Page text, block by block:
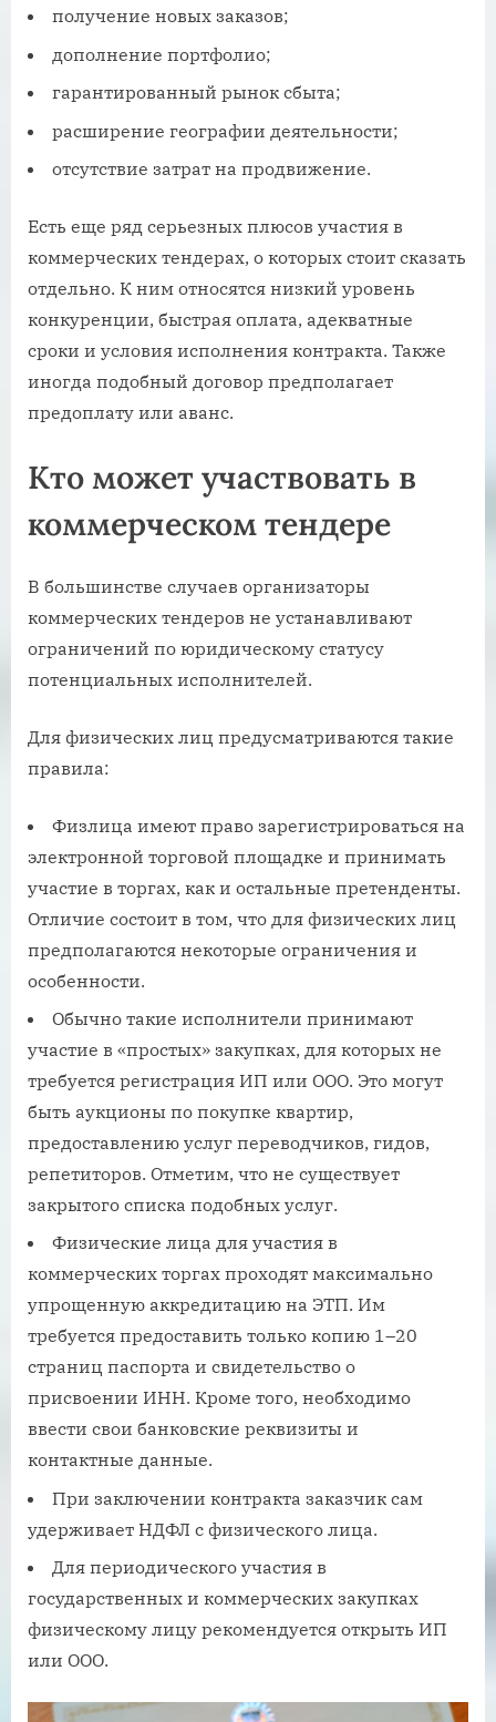
получение новых заказов;
дополнение портфолио;
гарантированный рынок сбыта;
расширение географии деятельности;
отсутствие затрат на продвижение.
Есть еще ряд серьезных плюсов участия в
коммерческих тендерах, о которых стоит сказать
отдельно. К ним относятся низкий уровень
конкуренции, быстрая оплата, адекватные
сроки и условия исполнения контракта. Также
иногда подобный договор предполагает
предоплату или аванс.
Кто может участвовать в
коммерческом тендере
В большинстве случаев организаторы
коммерческих тендеров не устанавливают
ограничений по юридическому статусу
потенциальных исполнителей.
Для физических лиц предусматриваются такие
правила:
Физлица имеют право зарегистрироваться на
электронной торговой площадке и принимать
участие в торгах, как и остальные претенденты.
Отличие состоит в том, что для физических лиц
предполагаются некоторые ограничения и
особенности.
Обычно такие исполнители принимают
участие в «простых» закупках, для которых не
требуется регистрация ИП или ООО. Это могут
быть аукционы по покупке квартир,
предоставлению услуг переводчиков, гидов,
репетиторов. Отметим, что не существует
закрытого списка подобных услуг.
Физические лица для участия в
коммерческих торгах проходят максимально
упрощенную аккредитацию на ЭТП. Им
требуется предоставить только копию 1–20
страниц паспорта и свидетельство о
присвоении ИНН. Кроме того, необходимо
ввести свои банковские реквизиты и
контактные данные.
При заключении контракта заказчик сам
удерживает НДФЛ с физического лица.
Для периодического участия в
государственных и коммерческих закупках
физическому лицу рекомендуется открыть ИП
или ООО.